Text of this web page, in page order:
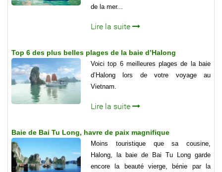
de la mer...
Lire la suite
Top 6 des plus belles plages de la baie d’Halong
Voici top 6 meilleures plages de la baie
d’Halong lors de votre voyage au
Vietnam.
Lire la suite
Baie de Bai Tu Long, havre de paix magnifique
Moins touristique que sa cousine,
Halong, la baie de Bai Tu Long garde
encore la beauté vierge, bénie par la